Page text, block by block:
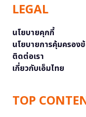
LEGAL
นโยบายคุกกี้
นโยบายการคุ้มครอง
ติดต่อเรา
เกี่ยวกับเอ็มไทย
TOP